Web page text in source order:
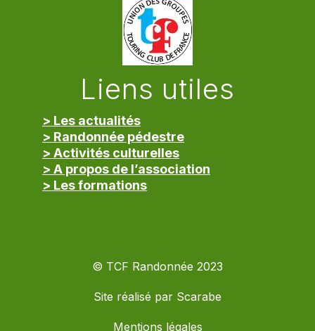
Liens utiles
> Les actualités
> Randonnée pédestre
> Activités culturelles
> A propos de l’association
> Les formations
© TCF Randonnée 2023
Site réalisé par Scarabe
Mentions légales